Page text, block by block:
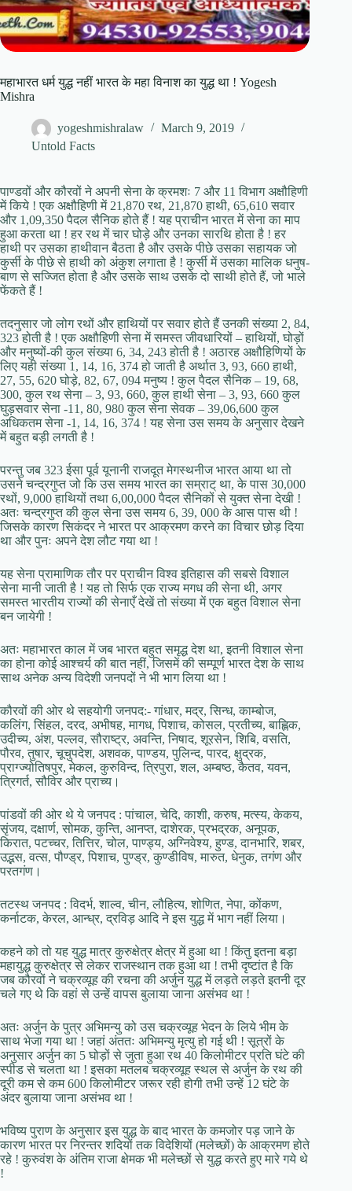
महाभारत धर्म युद्ध नहीं भारत के महा विनाश का युद्ध था ! Yogesh
Mishra
yogeshmishralaw
March 9, 2019
Untold Facts
पाण्डवों और कौरवों ने अपनी सेना के क्रमशः 7 और 11 विभाग अक्षौहिणी
में किये ! एक अक्षौहिणी में 21,870 रथ, 21,870 हाथी, 65,610 सवार
और 1,09,350 पैदल सैनिक होते हैं ! यह प्राचीन भारत में सेना का माप
हुआ करता था ! हर रथ में चार घोड़े और उनका सारथि होता है ! हर
हाथी पर उसका हाथीवान बैठता है और उसके पीछे उसका सहायक जो
कुर्सी के पीछे से हाथी को अंकुश लगाता है ! कुर्सी में उसका मालिक धनुष-
बाण से सज्जित होता है और उसके साथ उसके दो साथी होते हैं, जो भाले
फेंकते हैं !
तदनुसार जो लोग रथों और हाथियों पर सवार होते हैं उनकी संख्या 2, 84,
323 होती है ! एक अक्षौहिणी सेना में समस्त जीवधारियों – हाथियों, घोड़ों
और मनुष्यों-की कुल संख्या 6, 34, 243 होती है ! अठारह अक्षौहिणियों के
लिए यही संख्या 1, 14, 16, 374 हो जाती है अर्थात 3, 93, 660 हाथी,
27, 55, 620 घोड़े, 82, 67, 094 मनुष्य ! कुल पैदल सैनिक – 19, 68,
300, कुल रथ सेना – 3, 93, 660, कुल हाथी सेना – 3, 93, 660 कुल
घुड़सवार सेना -11, 80, 980 कुल सेना सेवक – 39,06,600 कुल
अधिकतम सेना -1, 14, 16, 374 ! यह सेना उस समय के अनुसार देखने
में बहुत बड़ी लगती है !
परन्तु जब 323 ईसा पूर्व यूनानी राजदूत मेगस्थनीज भारत आया था तो
उसने चन्द्रगुप्त जो कि उस समय भारत का सम्राट् था, के पास 30,000
रथों, 9,000 हाथियों तथा 6,00,000 पैदल सैनिकों से युक्त सेना देखी !
अतः चन्द्रगुप्त की कुल सेना उस समय 6, 39, 000 के आस पास थी !
जिसके कारण सिकंदर ने भारत पर आक्रमण करने का विचार छोड़ दिया
था और पुनः अपने देश लौट गया था !
यह सेना प्रामाणिक तौर पर प्राचीन विश्व इतिहास की सबसे विशाल
सेना मानी जाती है ! यह तो सिर्फ एक राज्य मगध की सेना थी, अगर
समस्त भारतीय राज्यों की सेनाएँ देखें तो संख्या में एक बहुत विशाल सेना
बन जायेगी !
अतः महाभारत काल में जब भारत बहुत समृद्ध देश था, इतनी विशाल सेना
का होना कोई आश्चर्य की बात नहीं, जिसमें की सम्पूर्ण भारत देश के साथ
साथ अनेक अन्य विदेशी जनपदों ने भी भाग लिया था !
कौरवों की ओर थे सहयोगी जनपद:- गांधार, मद्र, सिन्ध, काम्बोज,
कलिंग, सिंहल, दरद, अभीषह, मागध, पिशाच, कोसल, प्रतीच्य, बाह्लिक,
उदीच्य, अंश, पल्लव, सौराष्ट्र, अवन्ति, निषाद, शूरसेन, शिबि, वसति,
पौरव, तुषार, चूचुपदेश, अशवक, पाण्डय, पुलिन्द, पारद, क्षुद्रक,
प्राग्ज्योतिषपुर, मेकल, कुरुविन्द, त्रिपुरा, शल, अम्बष्ठ, कैतव, यवन,
त्रिगर्त, सौविर और प्राच्य।
पांडवों की ओर थे ये जनपद : पांचाल, चेदि, काशी, करुष, मत्स्य, केकय,
सृंजय, दक्षार्ण, सोमक, कुन्ति, आनप्त, दाशेरक, प्रभद्रक, अनूपक,
किरात, पटच्चर, तित्तिर, चोल, पाण्ड्य, अग्निवेश्य, हुण्ड, दानभारि, शबर,
उद्भस, वत्स, पौण्ड्र, पिशाच, पुण्ड्र, कुण्डीविष, मारुत, धेनुक, तगंण और
परतगंण।
तटस्थ जनपद : विदर्भ, शाल्व, चीन, लौहित्य, शोणित, नेपा, कोंकण,
कर्नाटक, केरल, आन्ध्र, द्रविड़ आदि ने इस युद्ध में भाग नहीं लिया।
कहने को तो यह युद्ध मात्र कुरुक्षेत्र क्षेत्र में हुआ था ! किंतु इतना बड़ा
महायुद्ध कुरुक्षेत्र से लेकर राजस्थान तक हुआ था ! तभी दृष्टांत है कि
जब कौरवों ने चक्रव्यूह की रचना की अर्जुन युद्ध में लड़ते लड़ते इतनी दूर
चले गए थे कि वहां से उन्हें वापस बुलाया जाना असंभव था !
अतः अर्जुन के पुत्र अभिमन्यु को उस चक्रव्यूह भेदन के लिये भीम के
साथ भेजा गया था ! जहां अंततः अभिमन्यु मृत्यु हो गई थी ! सूत्रों के
अनुसार अर्जुन का 5 घोड़ों से जुता हुआ रथ 40 किलोमीटर प्रति घंटे की
स्पीड से चलता था ! इसका मतलब चक्रव्यूह स्थल से अर्जुन के रथ की
दूरी कम से कम 600 किलोमीटर जरूर रही होगी तभी उन्हें 12 घंटे के
अंदर बुलाया जाना असंभव था !
भविष्य पुराण के अनुसार इस युद्ध के बाद भारत के कमजोर पड़ जाने के
कारण भारत पर निरन्तर शदियों तक विदेशियों (मलेच्छों) के आक्रमण होते
रहे ! कुरुवंश के अंतिम राजा क्षेमक भी मलेच्छों से युद्ध करते हुए मारे गये थे
!